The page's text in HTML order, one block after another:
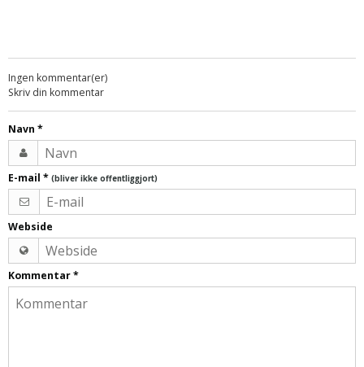
Ingen kommentar(er)
Skriv din kommentar
Navn *
E-mail * (bliver ikke offentliggjort)
Webside
Kommentar*